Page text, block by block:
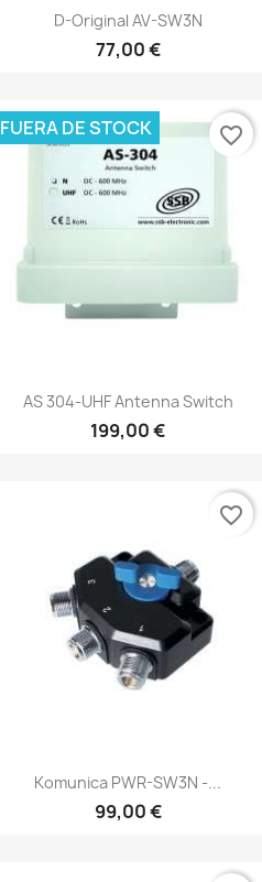
Vista rápida
D-Original AV-SW3N
77,00 €
Vista rápida
AS 304-UHF Antenna Switch
199,00 €
FUERA DE STOCK favorite_border
Vista rápida
Komunica PWR-SW3N -...
99,00 €
favorite_border